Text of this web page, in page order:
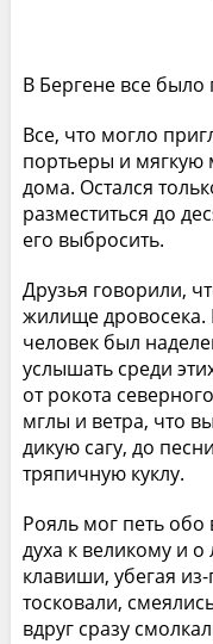
В Бергене все было
Все, что могло
портьеры и мягкую
дома. Остался
разместиться до
его выбросить.
Друзья говорили,
жилище дровосека.
человек был
услышать среди
от рокота
мглы и ветра, что
дикую сагу, до
тряпичную куклу.
Рояль мог петь
духа к великому и
клавиши, убегая
тосковали,
вдруг сразу